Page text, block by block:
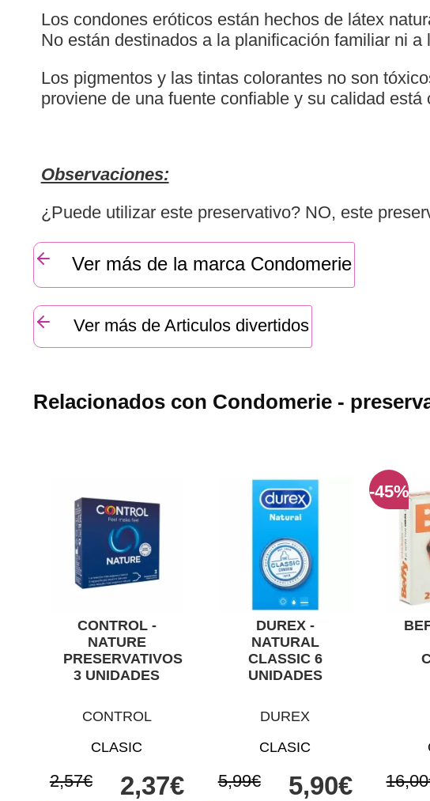
Los condones eróticos están hechos de látex
No están destinados a la planificación familiar ni
Los pigmentos y las tintas colorantes no son
proviene de una fuente confiable y su calidad está
Observaciones:
¿Puede utilizar este preservativo? NO, este
Ver más de la marca Condomerie
Ver más de Articulos divertidos
Relacionados con Condomerie -
CONTROL -
NATURE
PRESERVATIVOS
3 UNIDADES
CONTROL
CLASIC
2,57€ 2,37€
DUREX -
NATURAL
CLASSIC 6
UNIDADES
DUREX
CLASIC
5,99€ 5,90€
-45%